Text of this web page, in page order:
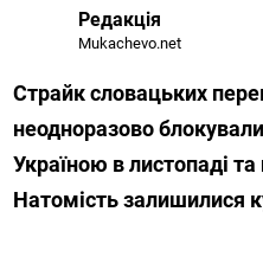
Редакція
Mukachevo.net
Страйк словацьких
неодноразово
Україною в листопаді
Натомість залишилися